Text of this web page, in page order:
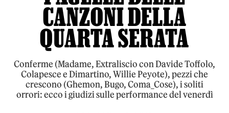
CANZONI DELLA
QUARTA SERATA
Conferme (Madame, Extraliscio con Davide Toffolo,
Colapesce e Dimartino, Willie Peyote), pezzi che
crescono (Ghemon, Bugo, Coma_Cose), i soliti
orrori: ecco i giudizi sulle performance del venerdì